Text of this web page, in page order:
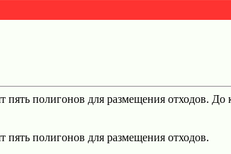
полигонов для размещения отходов. До
полигонов для размещения отходов.